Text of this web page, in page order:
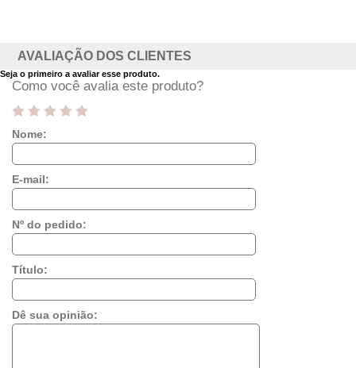
AVALIAÇÃO DOS CLIENTES
Seja o primeiro a avaliar esse produto.
Como você avalia este produto?
Nome:
E-mail:
Nº do pedido:
Título:
Dê sua opinião: